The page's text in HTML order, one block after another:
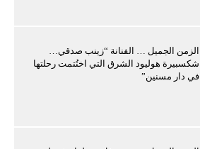
الزمن الجميل … الفنانة “زينب صدقي…
شكسبيرة هوليود الشرق التي اختُتمت رحلتها
في دار مسنين”